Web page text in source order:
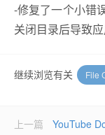
-修复了一个小错
关闭目录后导致
继续浏览有关 File
上一篇
YouTube